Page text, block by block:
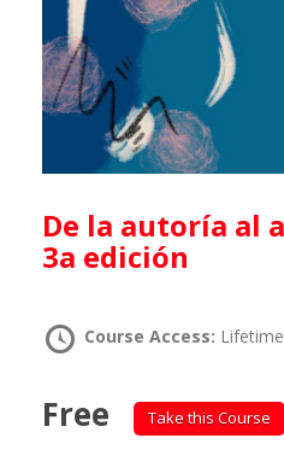
De la autoría al acto de escribir:
3a edición
Course Access: Lifetime
Free Take this Course